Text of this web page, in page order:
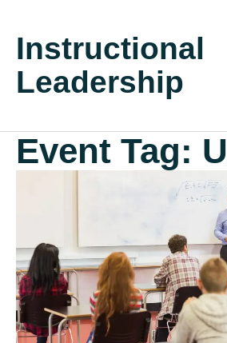
Instructional
Leadership
Event Tag: